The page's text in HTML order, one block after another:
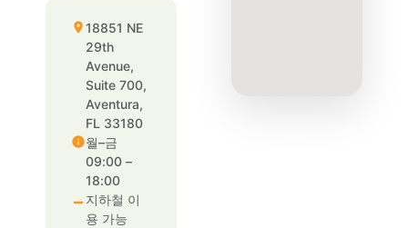
18851 NE
29th
Avenue,
Suite 700,
Aventura,
FL 33180
월–금
09:00 –
18:00
지하철 이
용 가능